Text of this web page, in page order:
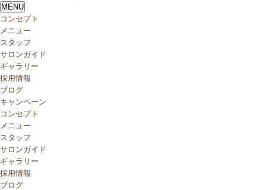
MENU
コンセプト
メニュー
スタッフ
サロンガイド
ギャラリー
採用情報
ブログ
キャンペーン
コンセプト
メニュー
スタッフ
サロンガイド
ギャラリー
採用情報
ブログ